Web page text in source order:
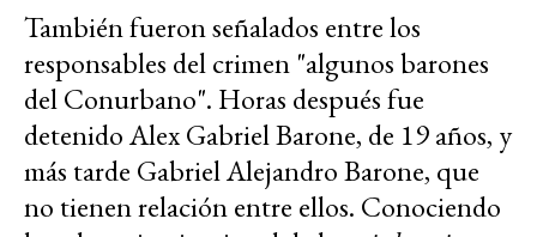
También fueron señalados entre los
responsables del crimen "algunos barones
del Conurbano". Horas después fue
detenido Alex Gabriel Barone, de 19 años, y
más tarde Gabriel Alejandro Barone, que
no tienen relación entre ellos. Conociendo